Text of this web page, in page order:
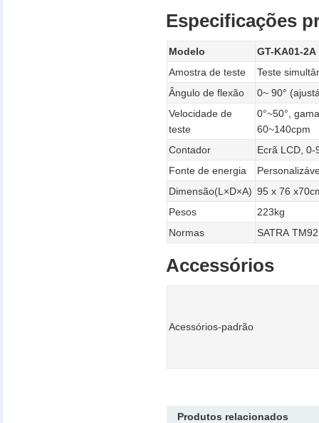
Especificações
Modelo
GT-KA01-2A
Amostra de teste
Teste
Ângulo de flexão
0~ 90°
Velocidade de
teste
0°~50°,
60~140cpm
Contador
Ecrã LCD,
Fonte de energia
Dimensão(L×D×A) 95 x 76
Pesos
223kg
Normas
SATRA TM92
Accessórios
Acessórios-padrão
Produtos relacionados